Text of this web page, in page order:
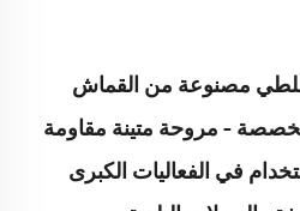
للطي مصنوعة من القماش
– مروحة متينة مقاومة
في الفعاليات الكبرى